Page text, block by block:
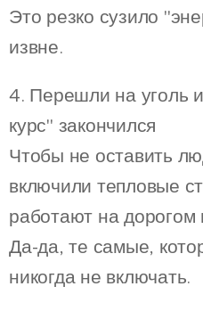
Это резко сузило
извне.
4. Перешли на уголь
курс" закончился
Чтобы не оставить
включили тепловые
работают на дорогом
Да-да, те самые,
никогда не включать.